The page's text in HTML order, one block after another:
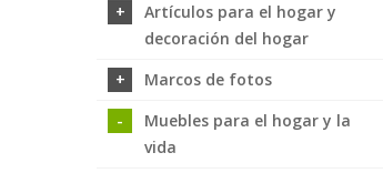
Artículos para el hogar y
decoración del hogar
Marcos de fotos
Muebles para el hogar y la
vida